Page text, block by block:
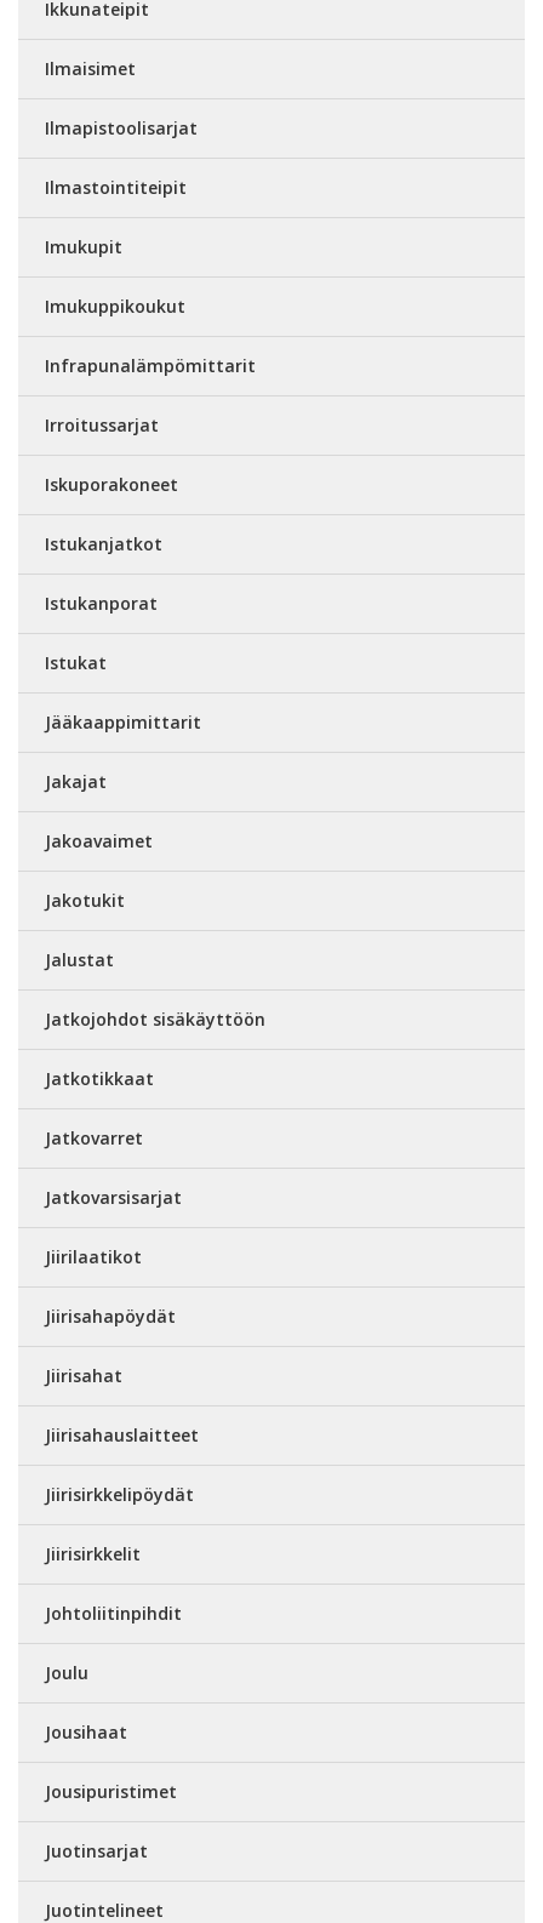
Ikkunateipit
Ilmaisimet
Ilmapistoolisarjat
Ilmastointiteipit
Imukupit
Imukuppikoukut
Infrapunalämpömittarit
Irroitussarjat
Iskuporakoneet
Istukanjatkot
Istukanporat
Istukat
Jääkaappimittarit
Jakajat
Jakoavaimet
Jakotukit
Jalustat
Jatkojohdot sisäkäyttöön
Jatkotikkaat
Jatkovarret
Jatkovarsisarjat
Jiirilaatikot
Jiirisahapöydät
Jiirisahat
Jiirisahauslaitteet
Jiirisirkkelipöydät
Jiirisirkkelit
Johtoliitinpihdit
Joulu
Jousihaat
Jousipuristimet
Juotinsarjat
Juotintelineet